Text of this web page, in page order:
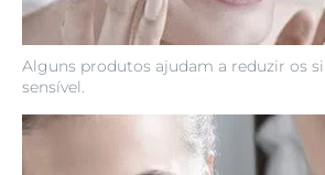
Alguns produtos ajudam a reduzir os
sensível.